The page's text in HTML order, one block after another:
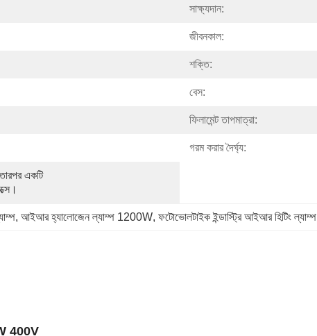
সাক্ষ্যদান:
জীবনকাল:
শক্তি:
বেস:
ফিলামেন্ট তাপমাত্রা:
গরম করার দৈর্ঘ্য:
একটি
, আইআর হ্যালোজেন ল্যাম্প 1200W, ফটোভোলটাইক ইন্ডাস্ট্রি আইআর হিটিং ল্যাম্প
400V